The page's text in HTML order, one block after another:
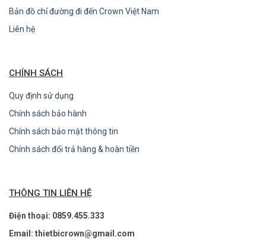
Bản đồ chỉ đường đi đến Crown Việt Nam
Liên hệ
CHÍNH SÁCH
Quy định sử dụng
Chính sách bảo hành
Chính sách bảo mật thông tin
Chính sách đổi trả hàng & hoàn tiền
THÔNG TIN LIÊN HỆ
Điện thoại: 0859.455.333
Email: thietbicrown@gmail.com